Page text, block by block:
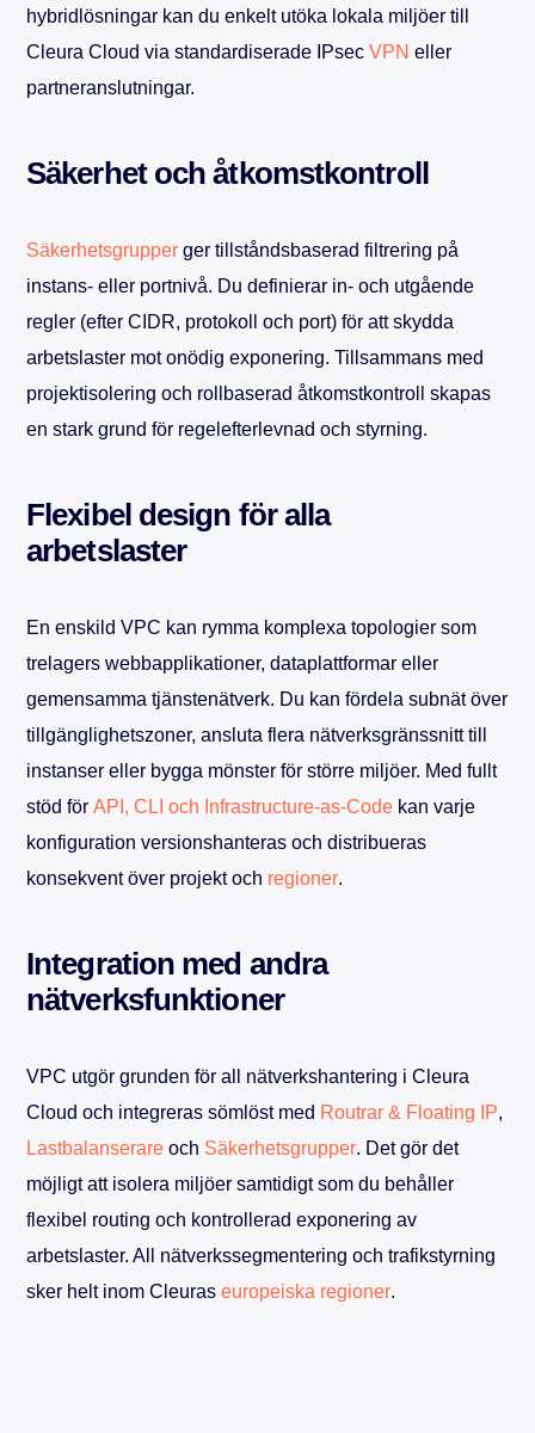
hybridlösningar kan du enkelt utöka lokala miljöer till
Cleura Cloud via standardiserade IPsec VPN eller
partneranslutningar.
Säkerhet och åtkomstkontroll
Säkerhetsgrupper ger tillståndsbaserad filtrering på
instans- eller portnivå. Du definierar in- och utgående
regler (efter CIDR, protokoll och port) för att skydda
arbetslaster mot onödig exponering. Tillsammans med
projektisolering och rollbaserad åtkomstkontroll skapas
en stark grund för regelefterlevnad och styrning.
Flexibel design för alla
arbetslaster
En enskild VPC kan rymma komplexa topologier som
trelagers webbapplikationer, dataplattformar eller
gemensamma tjänstenätverk. Du kan fördela subnät över
tillgänglighetszoner, ansluta flera nätverksgränssnitt till
instanser eller bygga mönster för större miljöer. Med fullt
stöd för API, CLI och Infrastructure-as-Code kan varje
konfiguration versionshanteras och distribueras
konsekvent över projekt och regioner.
Integration med andra
nätverksfunktioner
VPC utgör grunden för all nätverkshantering i Cleura
Cloud och integreras sömlöst med Routrar & Floating IP,
Lastbalanserare och Säkerhetsgrupper. Det gör det
möjligt att isolera miljöer samtidigt som du behåller
flexibel routing och kontrollerad exponering av
arbetslaster. All nätverkssegmentering och trafikstyrning
sker helt inom Cleuras europeiska regioner.